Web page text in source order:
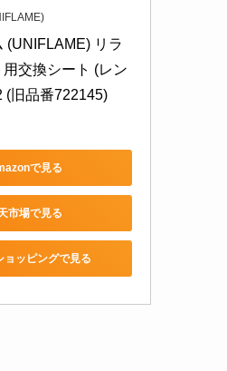
(UNIFLAME) リラ
交換シート (レン
(旧品番722145)
で見る
市場で見る
ョッピングで見る